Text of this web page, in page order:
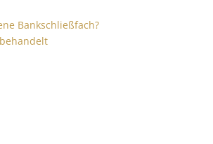
Bankschließfach?